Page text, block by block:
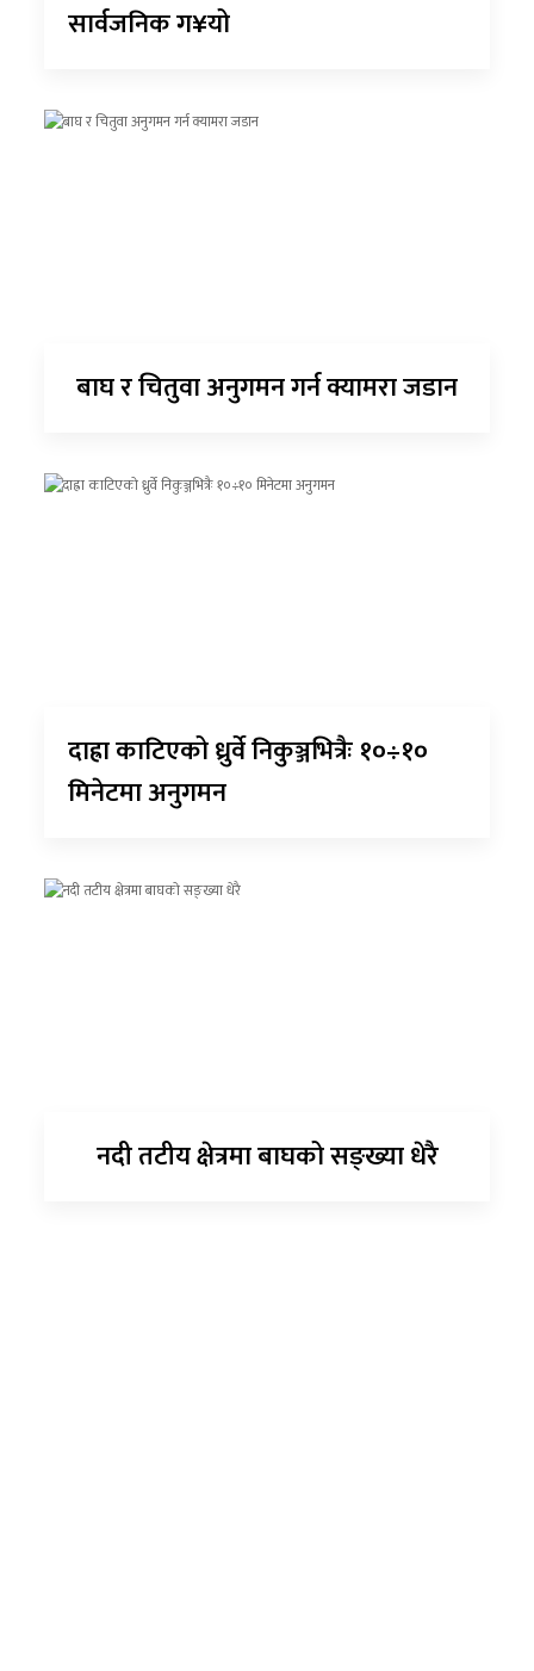
सार्वजनिक ग¥यो
बाघ र चितुवा अनुगमन गर्न क्यामरा जडान
दाह्रा काटिएको ध्रुर्वे निकुञ्जभित्रैः १०÷१०
मिनेटमा अनुगमन
नदी तटीय क्षेत्रमा बाघको सङ्ख्या धेरै